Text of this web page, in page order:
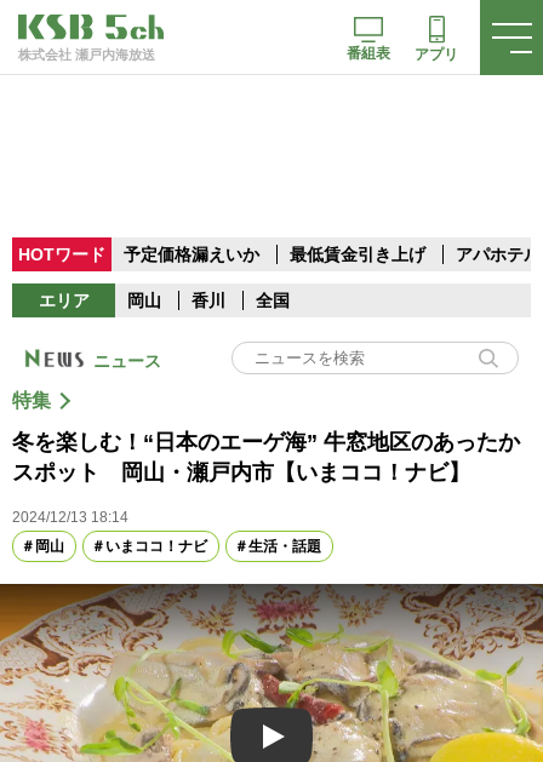
株式会社 瀬戸内海放送 番組表 アプリ
HOTワード 予定価格漏えいか 最低賃金引き上げ アパホテル
エリア 岡山 香川 全国
ニュース
特集
冬を楽しむ！“日本のエーゲ海” 牛窓地区のあったか
スポット 岡山・瀬戸内市【いまココ！ナビ】
2024/12/13 18:14
岡山
いまココ！ナビ 生活・話題
Play